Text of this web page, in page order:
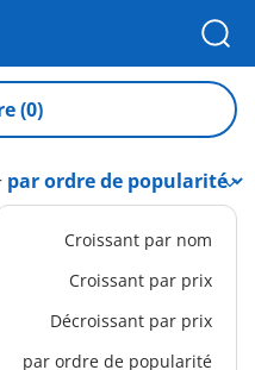
(0)
Croissant par nom
Croissant par prix
Décroissant par prix
par ordre de popularité